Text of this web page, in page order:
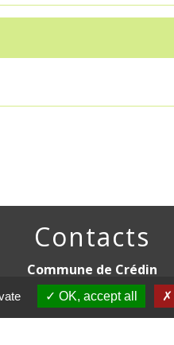
Contacts
Commune de Crédin
45 Place Abbé Royer
56580 Crédin - FRANCE
OK, accept all